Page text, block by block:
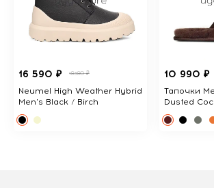
16 590 ₽ 18380 ₽
Neumel High Weather Hybrid
Men's Black / Birch
10 990 ₽
Тапочки
Dusted